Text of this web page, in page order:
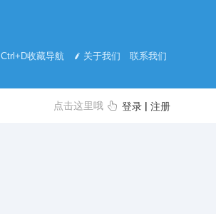
Ctrl+D收藏导航 关于我们 联系我们
点击这里哦 登录 |注册